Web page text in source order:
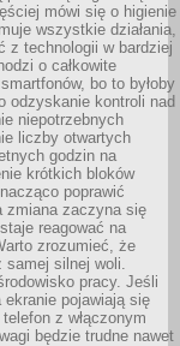
mówi się o higienie
wszystkie działania,
z technologii w bardziej
o całkowite
bo to byłoby
odzyskanie kontroli nad
niepotrzebnych
liczby otwartych
godzin na
krótkich bloków
poprawić
zmiana zaczyna się
reagować na
zrozumieć, że
samej silnej woli.
pracy. Jeśli
ekranie pojawiają się
z włączonym
będzie trudne nawet